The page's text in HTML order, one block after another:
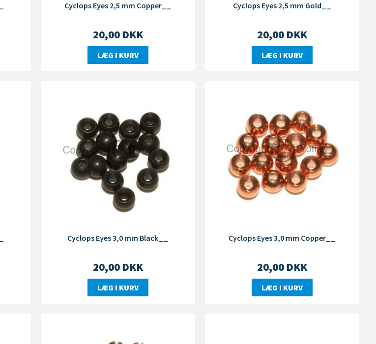
Cyclops Eyes 2,5 mm Copper__
20,00 DKK
LÆG I KURV
Cyclops Eyes 2,5 mm Gold__
20,00 DKK
LÆG I KURV
Cyclops Eyes 3,0 mm Black__
20,00 DKK
LÆG I KURV
Cyclops Eyes 3,0 mm Copper__
20,00 DKK
LÆG I KURV